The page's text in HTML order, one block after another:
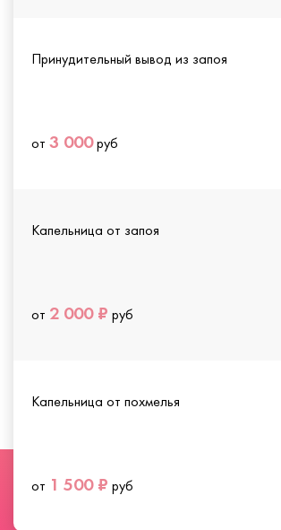
Принудительный вывод из запоя
от 3 000руб
Капельница от запоя
от 2 000 ₽ руб
Капельница от похмелья
от 1 500 ₽ руб